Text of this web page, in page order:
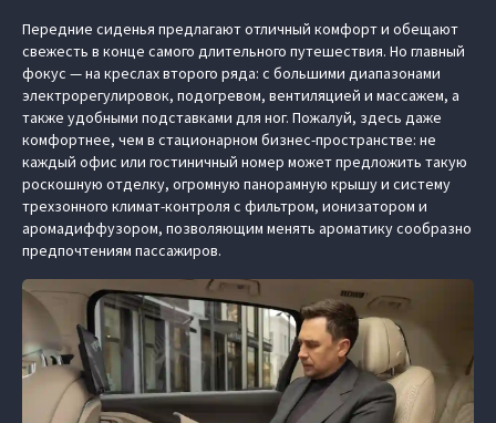
Передние сиденья предлагают отличный комфорт и обещают
свежесть в конце самого длительного путешествия. Но главный
фокус — на креслах второго ряда: с большими диапазонами
электрорегулировок, подогревом, вентиляцией и массажем, а
также удобными подставками для ног. Пожалуй, здесь даже
комфортнее, чем в стационарном бизнес-пространстве: не
каждый офис или гостиничный номер может предложить такую
роскошную отделку, огромную панорамную крышу и систему
трехзонного климат-контроля с фильтром, ионизатором и
аромадиффузором, позволяющим менять ароматику сообразно
предпочтениям пассажиров.